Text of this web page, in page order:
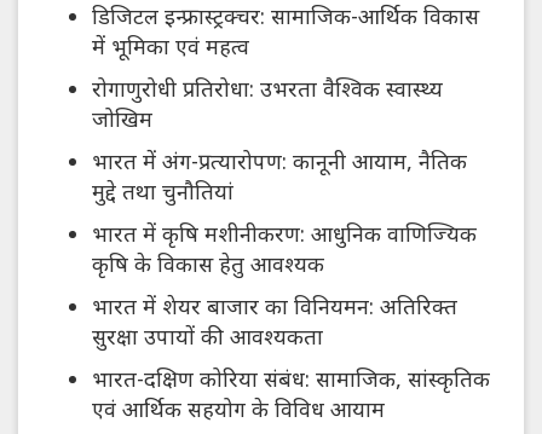
डिजिटल इन्फ्रास्ट्रक्चर: सामाजिक-आर्थिक विकास
में भूमिका एवं महत्व
रोगाणुरोधी प्रतिरोधा: उभरता वैश्विक स्वास्थ्य
जोखिम
भारत में अंग-प्रत्यारोपण: कानूनी आयाम, नैतिक
मुद्दे तथा चुनौतियां
भारत में कृषि मशीनीकरण: आधुनिक वाणिज्यिक
कृषि के विकास हेतु आवश्यक
भारत में शेयर बाजार का विनियमन: अतिरिक्त
सुरक्षा उपायों की आवश्यकता
भारत-दक्षिण कोरिया संबंध: सामाजिक, सांस्कृतिक
एवं आर्थिक सहयोग के विविध आयाम